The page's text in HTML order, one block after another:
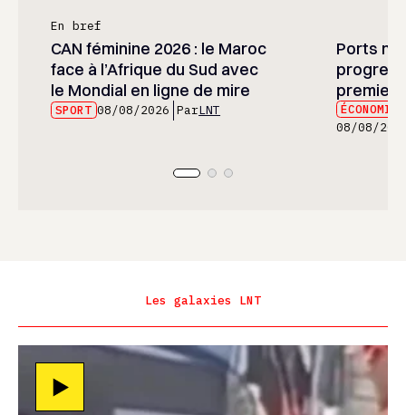
En bref
CAN féminine 2026 : le Maroc
face à l’Afrique du Sud avec
le Mondial en ligne de mire
SPORT 08/08/2026 ParLNT
Ports
premier
08/08/
Les galaxies LNT